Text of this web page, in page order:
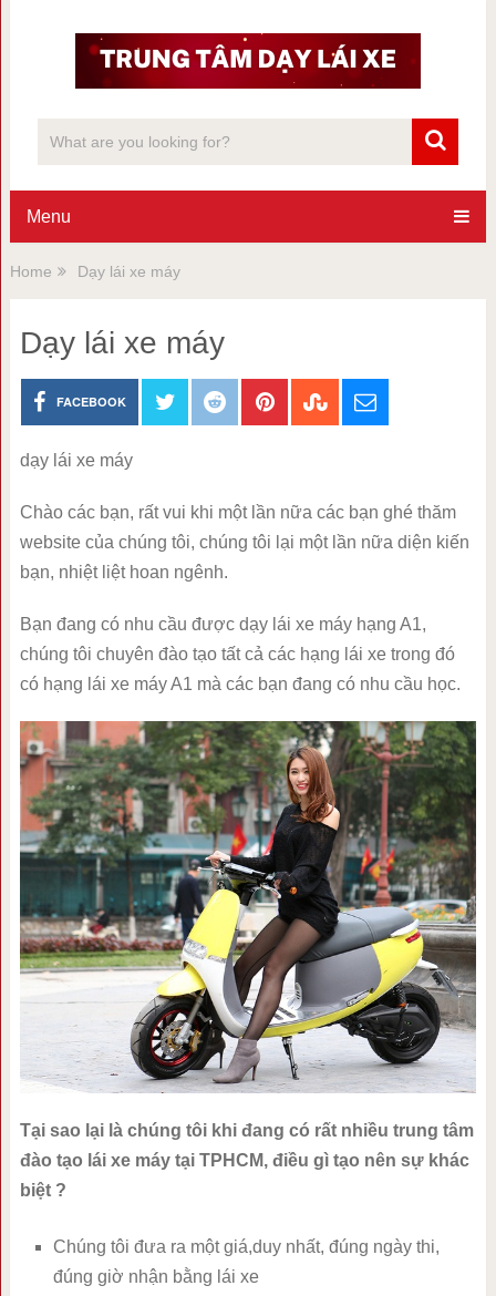
Menu
Home Dạy lái xe máy
Dạy lái xe máy
FACEBOOK
dạy lái xe máy
Chào các bạn, rất vui khi một lần nữa các bạn ghé thăm
website của chúng tôi, chúng tôi lại một lần nữa diện kiến
bạn, nhiệt liệt hoan ngênh.
Bạn đang có nhu cầu được dạy lái xe máy hạng A1,
chúng tôi chuyên đào tạo tất cả các hạng lái xe trong đó
có hạng lái xe máy A1 mà các bạn đang có nhu cầu học.
Tại sao lại là chúng tôi khi đang có rất nhiều trung tâm
đào tạo lái xe máy tại TPHCM, điều gì tạo nên sự khác
biệt ?
Chúng tôi đưa ra một giá,duy nhất, đúng ngày thi,
đúng giờ nhận bằng lái xe